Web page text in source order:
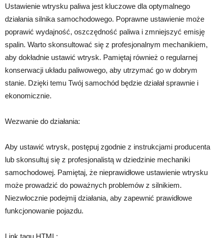
Ustawienie wtrysku paliwa jest kluczowe dla optymalnego
działania silnika samochodowego. Poprawne ustawienie może
poprawić wydajność, oszczędność paliwa i zmniejszyć emisję
spalin. Warto skonsultować się z profesjonalnym mechanikiem,
aby dokładnie ustawić wtrysk. Pamiętaj również o regularnej
konserwacji układu paliwowego, aby utrzymać go w dobrym
stanie. Dzięki temu Twój samochód będzie działał sprawnie i
ekonomicznie.
Wezwanie do działania:
Aby ustawić wtrysk, postępuj zgodnie z instrukcjami producenta
lub skonsultuj się z profesjonalistą w dziedzinie mechaniki
samochodowej. Pamiętaj, że nieprawidłowe ustawienie wtrysku
może prowadzić do poważnych problemów z silnikiem.
Niezwłocznie podejmij działania, aby zapewnić prawidłowe
funkcjonowanie pojazdu.
Link tagu HTML: